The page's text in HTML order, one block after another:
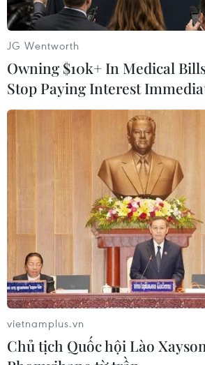
Man City giành quyền đi tiếp
tỏa sáng của Son Heung-min./.
JG Wentworth
Owning $10k+ In Medical
Stop Paying Interest
vietnamplus.vn
Chủ tịch Quốc hội Lào